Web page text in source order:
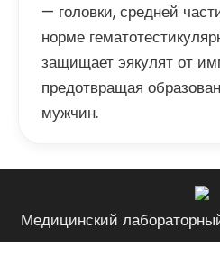
— головки, средней
норме
защищает эякулят от
предотвращая
мужчин.
Медицинский